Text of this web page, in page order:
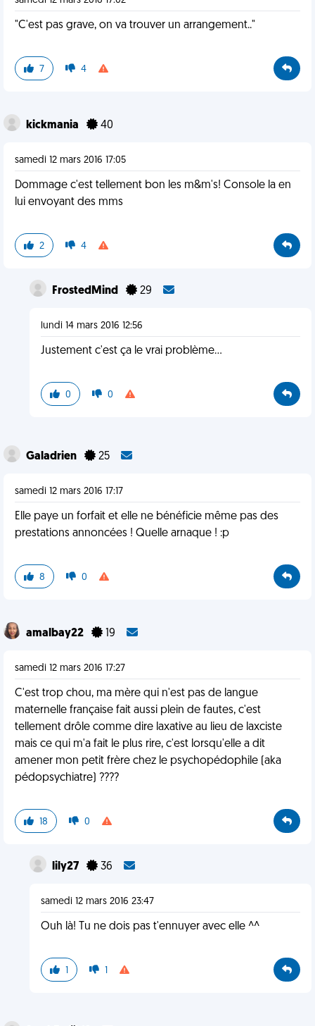
"C'est pas grave, on va trouver un arrangement.."
7 4
kickmania 40
samedi 12 mars 2016 17:05
Dommage c'est tellement bon les m&m's! Console la en
lui envoyant des mms
2 4
FrostedMind 29
lundi 14 mars 2016 12:56
Justement c'est ça le vrai problème...
0 0
Galadrien 25
samedi 12 mars 2016 17:17
Elle paye un forfait et elle ne bénéficie même pas des
prestations annoncées ! Quelle arnaque ! :p
8 0
amalbay22 19
samedi 12 mars 2016 17:27
C'est trop chou, ma mère qui n'est pas de langue
maternelle française fait aussi plein de fautes, c'est
tellement drôle comme dire laxative au lieu de laxciste
mais ce qui m'a fait le plus rire, c'est lorsqu'elle a dit
amener mon petit frère chez le psychopédophile (aka
pédopsychiatre) ????
18 0
lily27 36
samedi 12 mars 2016 23:47
Ouh là! Tu ne dois pas t'ennuyer avec elle ^^
1 1